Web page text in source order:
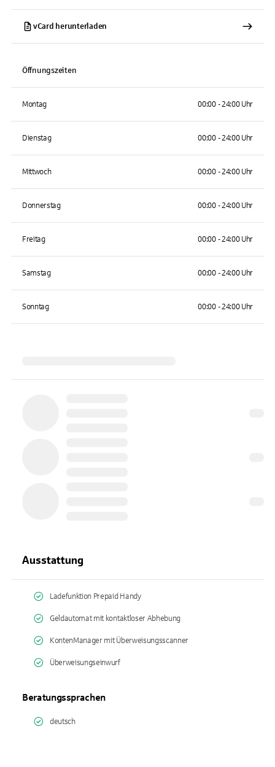
vCard herunterladen
Öffnungszeiten
Montag 00:00 - 24:00 Uhr
Dienstag 00:00 - 24:00 Uhr
Mittwoch 00:00 - 24:00 Uhr
Donnerstag 00:00 - 24:00 Uhr
Freitag 00:00 - 24:00 Uhr
Samstag 00:00 - 24:00 Uhr
Sonntag 00:00 - 24:00 Uhr
Ausstattung
Ladefunktion Prepaid Handy
Geldautomat mit kontaktloser Abhebung
KontenManager mit Überweisungsscanner
Überweisungseinwurf
Beratungssprachen
deutsch